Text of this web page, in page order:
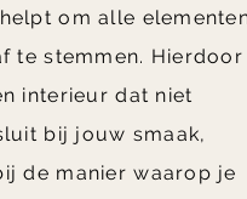
om alle
te stemmen. Hierdoor
interieur dat niet
bij jouw smaak,
de manier waarop je